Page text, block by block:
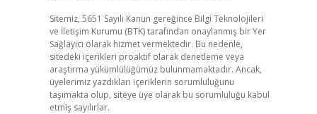
Sitemiz, 5651 Sayılı Kanun gereğince Bilgi Teknolojileri
ve İletişim Kurumu (BTK) tarafından onaylanmış bir Yer
Sağlayıcı olarak hizmet vermektedir. Bu nedenle,
sitedeki içerikleri proaktif olarak denetleme veya
araştırma yükümlülüğümüz bulunmamaktadır. Ancak,
üyelerimiz yazdıkları içeriklerin sorumluluğunu
taşımakta olup, siteye üye olarak bu sorumluluğu kabul
etmiş sayılırlar.